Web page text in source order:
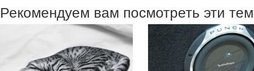
Рекомендуем вам посмотреть эти